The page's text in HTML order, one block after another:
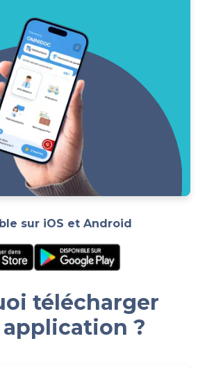
sur iOS et Android
télécharger
?